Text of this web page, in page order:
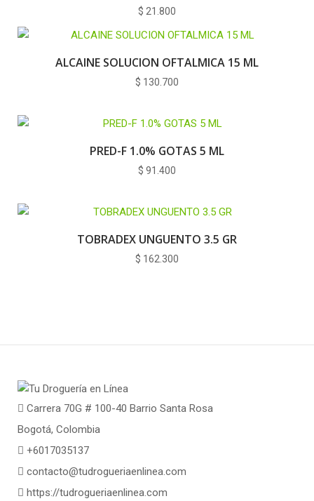
$ 21.800
ALCAINE SOLUCION OFTALMICA 15 ML
$ 130.700
PRED-F 1.0% GOTAS 5 ML
$ 91.400
TOBRADEX UNGUENTO 3.5 GR
$ 162.300
Carrera 70G # 100-40 Barrio Santa Rosa
Bogotá, Colombia
+6017035137
contacto@tudrogueriaenlinea.com
https://tudrogueriaenlinea.com